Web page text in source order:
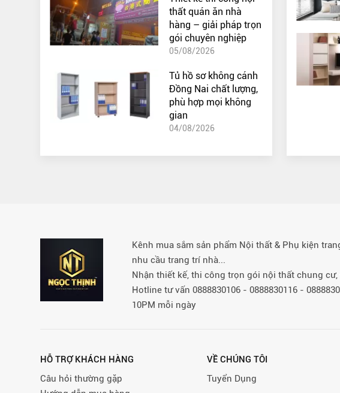
thất quán ăn nhà
hàng – giải pháp trọn
gói chuyên nghiệp
05/08/2026
Tủ hồ sơ không cánh
Đồng Nai chất lượng,
phù hợp mọi không
gian
04/08/2026
Kênh mua sắm sản phẩm Nội thất & Phụ kiện
nhu cầu trang trí nhà...
Nhận thiết kế, thi công trọn gói nội thất chung
Hotline tư vấn 0888830106 - 0888830116 -
10PM mỗi ngày
HỖ TRỢ KHÁCH HÀNG
Câu hỏi thường gặp
VỀ CHÚNG TÔI
Tuyển Dụng